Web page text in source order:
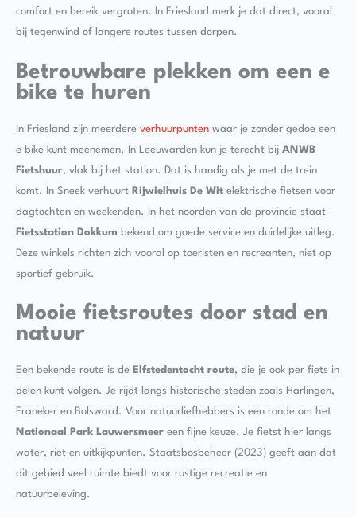
comfort en bereik vergroten. In Friesland merk je dat direct, vooral
bij tegenwind of langere routes tussen dorpen.
Betrouwbare plekken om een e
bike te huren
In Friesland zijn meerdere verhuurpunten waar je zonder gedoe een
e bike kunt meenemen. In Leeuwarden kun je terecht bij ANWB
Fietshuur, vlak bij het station. Dat is handig als je met de trein
komt. In Sneek verhuurt Rijwielhuis De Wit elektrische fietsen voor
dagtochten en weekenden. In het noorden van de provincie staat
Fietsstation Dokkum bekend om goede service en duidelijke uitleg.
Deze winkels richten zich vooral op toeristen en recreanten, niet op
sportief gebruik.
Mooie fietsroutes door stad en
natuur
Een bekende route is de Elfstedentocht route, die je ook per fiets in
delen kunt volgen. Je rijdt langs historische steden zoals Harlingen,
Franeker en Bolsward. Voor natuurliefhebbers is een ronde om het
Nationaal Park Lauwersmeer een fijne keuze. Je fietst hier langs
water, riet en uitkijkpunten. Staatsbosbeheer (2023) geeft aan dat
dit gebied veel ruimte biedt voor rustige recreatie en
natuurbeleving.